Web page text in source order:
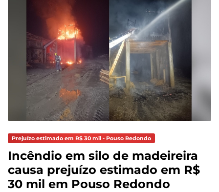
Prejuízo estimado em R$ 30 mil - Pouso Redondo
Incêndio em silo de madeireira
causa prejuízo estimado em R$
30 mil em Pouso Redondo